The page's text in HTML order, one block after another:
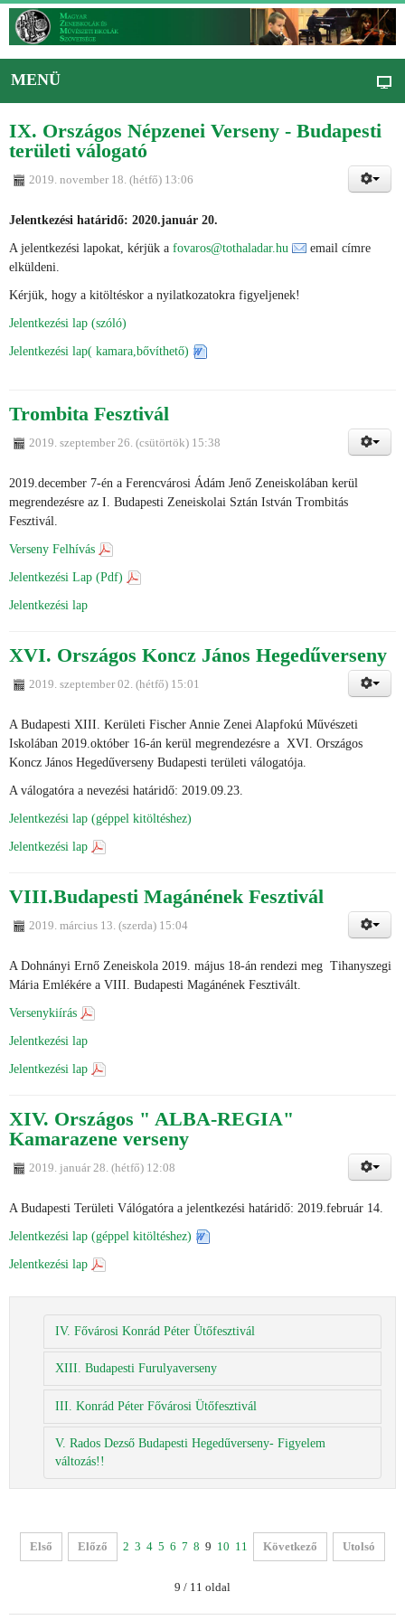
MENÜ
IX. Országos Népzenei Verseny - Budapesti
területi válogató
2019. november 18. (hétfő) 13:06
Jelentkezési határidő: 2020.január 20.
A jelentkezési lapokat, kérjük a fovaros@tothaladar.hu
email címre
elküldeni.
Kérjük, hogy a kitöltéskor a nyilatkozatokra figyeljenek!
Jelentkezési lap (szóló)
Jelentkezési lap( kamara,bővíthető)
Trombita Fesztivál
2019. szeptember 26. (csütörtök) 15:38
2019.december 7-én a Ferencvárosi Ádám Jenő Zeneiskolában kerül
megrendezésre az I. Budapesti Zeneiskolai Sztán István Trombitás
Fesztivál.
Verseny Felhívás
Jelentkezési Lap (Pdf)
Jelentkezési lap
XVI. Országos Koncz János Hegedűverseny
2019. szeptember 02. (hétfő) 15:01
A Budapesti XIII. Kerületi Fischer Annie Zenei Alapfokú Művészeti
Iskolában 2019.október 16-án kerül megrendezésre a XVI. Országos
Koncz János Hegedűverseny Budapesti területi válogatója.
A válogatóra a nevezési határidő: 2019.09.23.
Jelentkezési lap (géppel kitöltéshez)
Jelentkezési lap
VIII.Budapesti Magánének Fesztivál
2019. március 13. (szerda) 15:04
A Dohnányi Ernő Zeneiskola 2019. május 18-án rendezi meg Tihanyszegi
Mária Emlékére a VIII. Budapesti Magánének Fesztivált.
Versenykiírás
Jelentkezési lap
Jelentkezési lap
XIV. Országos " ALBA-REGIA"
Kamarazene verseny
2019. január 28. (hétfő) 12:08
A Budapesti Területi Válógatóra a jelentkezési határidő: 2019.február 14.
Jelentkezési lap (géppel kitöltéshez)
Jelentkezési lap
IV. Fővárosi Konrád Péter Ütőfesztivál
XIII. Budapesti Furulyaverseny
III. Konrád Péter Fővárosi Ütőfesztivál
V. Rados Dezső Budapesti Hegedűverseny- Figyelem
változás!!
Első Előző 2 3 4 5 6 7 8 9 10 11 Következő Utolsó
9 / 11 oldal